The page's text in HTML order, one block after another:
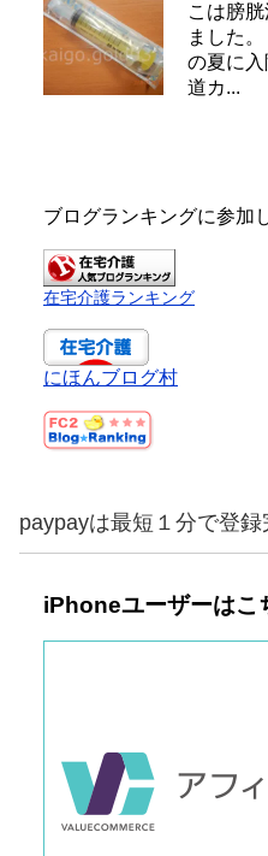
こは膀
ました
の夏に
道カ...
ブログランキングに参加
在宅介護ランキング
にほんブログ村
paypayは最短１分で登録
iPhoneユーザーはこ